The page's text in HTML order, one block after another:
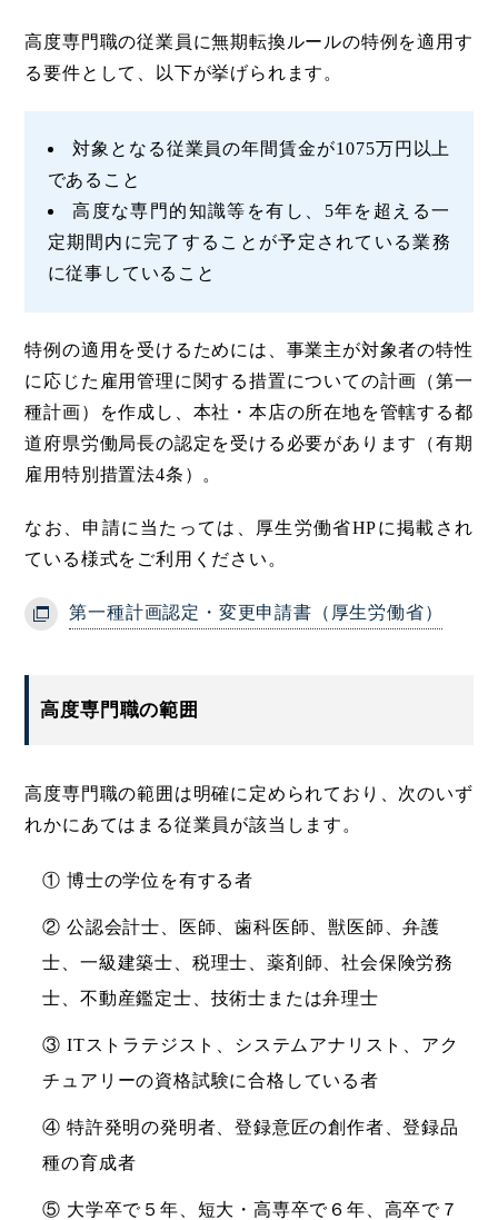
高度専門職の従業員に無期転換ルールの特例を適用す
る要件として、以下が挙げられます。
対象となる従業員の年間賃金が1075万円以上
であること
高度な専門的知識等を有し、5年を超える一
定期間内に完了することが予定されている業務
に従事していること
特例の適用を受けるためには、事業主が対象者の特性
に応じた雇用管理に関する措置についての計画（第一
種計画）を作成し、本社・本店の所在地を管轄する都
道府県労働局長の認定を受ける必要があります（有期
雇用特別措置法4条）。
なお、申請に当たっては、厚生労働省HPに掲載され
ている様式をご利用ください。
第一種計画認定・変更申請書（厚生労働省）
高度専門職の範囲
高度専門職の範囲は明確に定められており、次のいず
れかにあてはまる従業員が該当します。
① 博士の学位を有する者
② 公認会計士、医師、歯科医師、獣医師、弁護
士、一級建築士、税理士、薬剤師、社会保険労務
士、不動産鑑定士、技術士または弁理士
③ ITストラテジスト、システムアナリスト、アク
チュアリーの資格試験に合格している者
④ 特許発明の発明者、登録意匠の創作者、登録品
種の育成者
⑤ 大学卒で５年、短大・高専卒で６年、高卒で７